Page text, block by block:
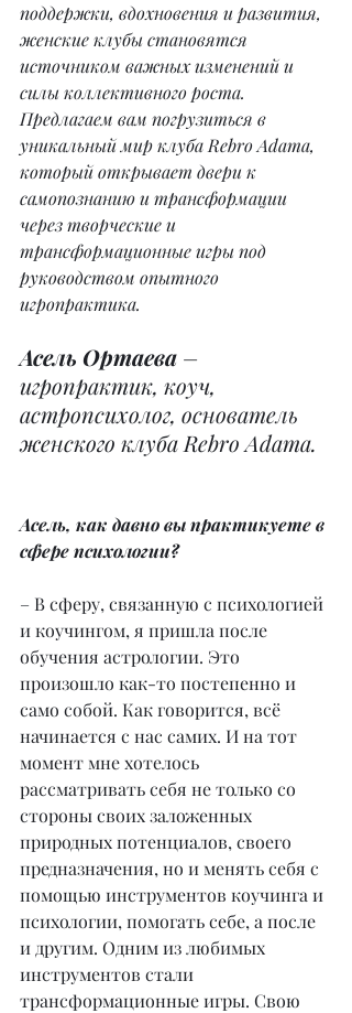
поддержки, вдохновения и развития,
женские клубы становятся
источником важных изменений и
силы коллективного роста.
Предлагаем вам погрузиться в
уникальный мир клуба Rebro Аdama,
который открывает двери к
самопознанию и трансформации
через творческие и
трансформационные игры под
руководством опытного
игропрактика.
Асель Ортаева –
игропрактик, коуч,
астропсихолог, основатель
женского клуба Rebro Аdama.
Асель, как давно вы практикуете в
сфере психологии?
– В сферу, связанную с психологией
и коучингом, я пришла после
обучения астрологии. Это
произошло как-то постепенно и
само собой. Как говорится, всё
начинается с нас самих. И на тот
момент мне хотелось
рассматривать себя не только со
стороны своих заложенных
природных потенциалов, своего
предназначения, но и менять себя с
помощью инструментов коучинга и
психологии, помогать себе, а после
и другим. Одним из любимых
инструментов стали
трансформационные игры. Свою